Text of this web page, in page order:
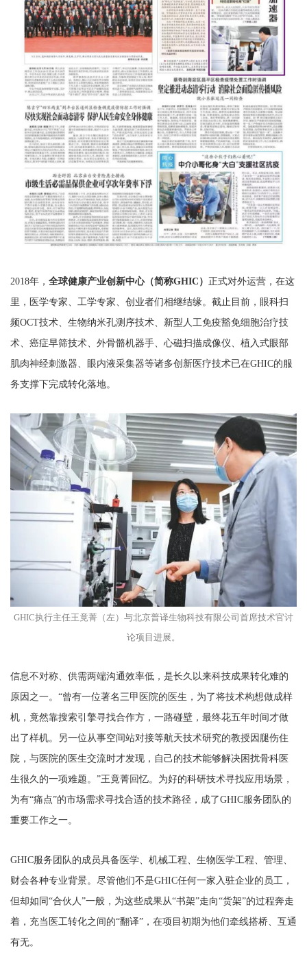
2018年， 全球健康产业创新中心（简称GHIC） 正式对外运营，在这
里，医学专家、工学专家、创业者们相继结缘。截止目前，眼科扫
频OCT技术、生物纳米孔测序技术、 新型人工免疫豁免细胞治疗技
术、 癌症早筛技术、 外骨骼机器手、心磁扫描成像仪、植入式眼部
肌肉神经刺激器、眼内液采集器等诸多创新医疗技术已在GHIC的服
务支撑下完成转化落地。
GHIC执行主任王竟菁（左）与北京普译生物科技有限公司首席技术官讨
论项目进展。
信息不对称、供需两端沟通效率低，是长久以来科技成果转化难的
原因之一。“曾有一位著名三甲医院的医生，为了将技术构想做成样
机，竟然靠搜索引擎寻找合作方，一路碰壁，最终花五年时间才做
出了样机。另一位从事空间站对接等航天技术研究的教授因腿伤住
院，与医院的医生交流时才发现，自己的技术能够解决困扰骨科医
生很久的一项难题。”王竟菁回忆。为好的科研技术寻找应用场景，
为有“痛点”的市场需求寻找合适的技术路径，成了GHIC服务团队的
重要工作之一。
GHIC服务团队的成员具备医学、机械工程、生物医学工程、管理、
财会各种专业背景。尽管他们不是GHIC任何一家入驻企业的员工，
但却如同“合伙人”一般，为这些成果从“书架”走向“货架”的过程奔走
着，充当医工转化之间的“翻译”，在项目初期为他们牵线搭桥、互通
有无。